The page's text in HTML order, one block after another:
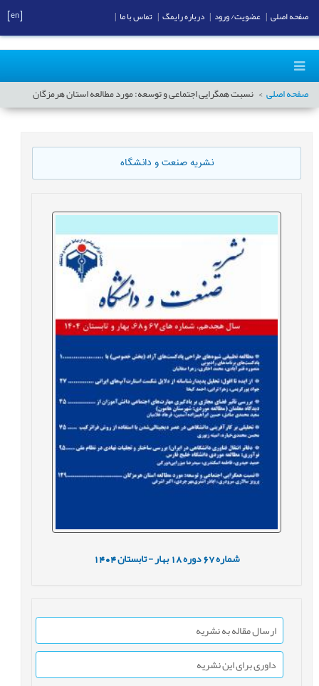
صفحه اصلی نسبت همگرایی اجتماعی و توسعه: مورد مطالعه استان هرمزگان
نشریه صنعت و دانشگاه
شماره67 دوره18 بهار - تابستان1404
ارسال مقاله به نشریه
داوری برای این نشریه
صفحه اصلی عضویت/ ورود درباره رایمگ تماس با ما